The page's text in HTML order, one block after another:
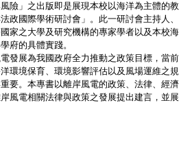
險」之出版即是展現本校以海洋為主體的
政國際學術研討會」。此一研討會主持人
家之大學及研究機構的專家學者以及本校
府的具體實踐。
展為我國政府全力推動之政策目標，當
環境保育、環境影響評估以及風場運維之
要。本專書以離岸風電的政策、法律、經
風電相關法律與政策之發展提出建言，並